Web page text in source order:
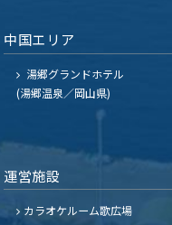
中国エリア
湯郷グランドホテル
(湯郷温泉／岡山県)
運営施設
カラオケルーム歌広場